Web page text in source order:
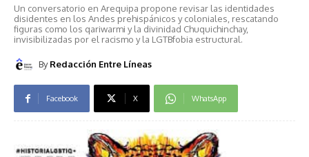
Un conversatorio en Arequipa propone revisar las identidades
disidentes en los Andes prehispánicos y coloniales, rescatando
figuras como los qariwarmi y la divinidad Chuquichinchay,
invisibilizadas por el racismo y la LGTBfobia estructural.
By Redacción Entre Líneas
Facebook X WhatsApp